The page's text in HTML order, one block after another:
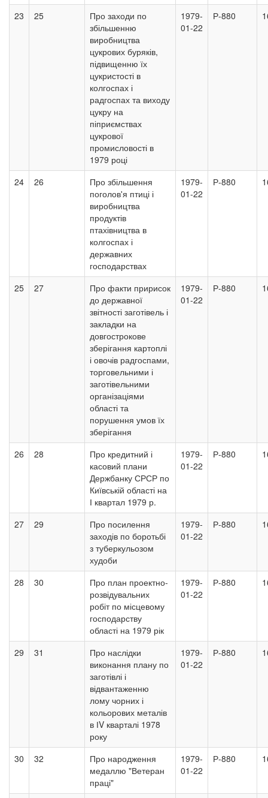
23 25
Про заходи по
збільшенню
виробництва
цукрових буряків,
підвищенню їх
цукристості в
колгоспах і
радгоспах та виходу
цукру на
піприємствах
цукрової
промисловості в
1979 році
1979-
01-22
Р-880
24 26
Про збільшення
поголов'я птиці і
виробництва
продуктів
птахівництва в
колгоспах і
державних
господарствах
1979-
01-22
Р-880
25 27
Про факти пририсок
до державної
звітності заготівель і
закладки на
довгострокове
зберігання картоплі
і овочів радгоспами,
торговельними і
заготівельними
організаціями
області та
порушення умов їх
зберігання
1979-
01-22
Р-880
26 28
Про кредитний і
касовий плани
Держбанку СРСР по
Київській області на
І квартал 1979 р.
1979-
01-22
Р-880
27 29
Про посилення
заходів по боротьбі
з туберкульозом
худоби
1979-
01-22
Р-880
28 30
Про план проектно-
розвідувальних
робіт по місцевому
господарству
області на 1979 рік
1979-
01-22
Р-880
29 31
Про наслідки
виконання плану по
заготівлі і
відвантаженню
лому чорних і
кольорових металів
в ІV кварталі 1978
року
1979-
01-22
Р-880
30 32
Про народження
медаллю "Ветеран
праці"
1979-
01-22
Р-880